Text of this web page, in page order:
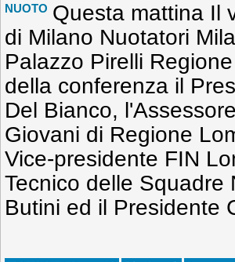
NUOTO Questa mattina Il
di Milano Nuotatori
Palazzo Pirelli
della conferenza il
Del Bianco,
Giovani di Regione
Vice-presidente FIN
Tecnico delle Squadre
Butini ed il Presidente